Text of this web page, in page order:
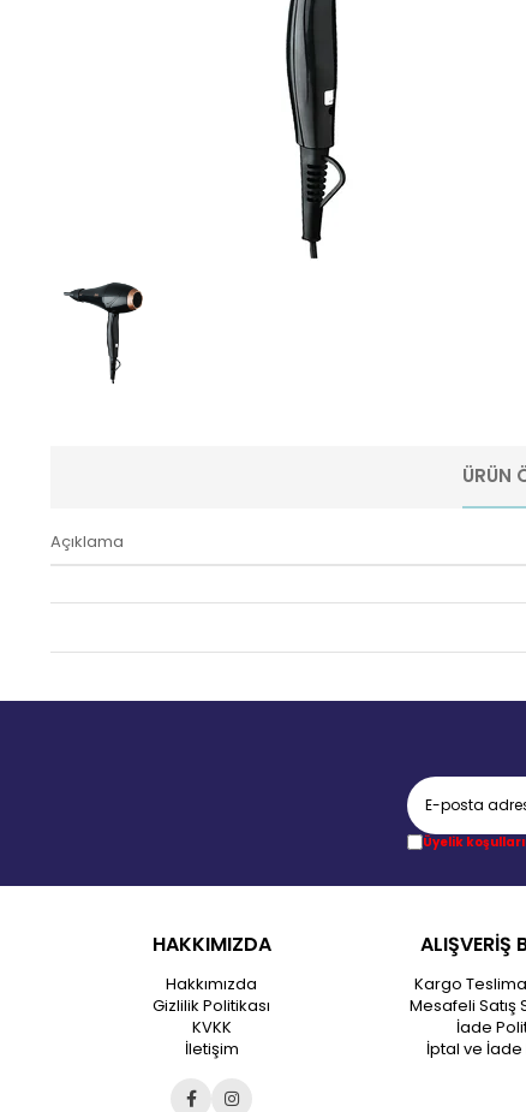
ÜRÜN
Açıklama
Üyelik
HAKKIMIZDA
Hakkımızda
Gizlilik Politikası
KVKK
İletişim
ALIŞVERİŞ
Kargo
Mesafeli Satış
İade
İptal ve İade